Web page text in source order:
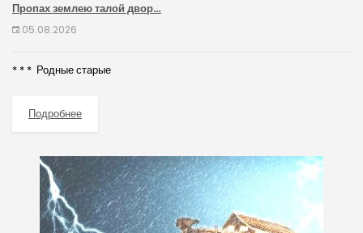
Пропах землею талой двор…
05.08.2026
* * * Родные старые
Подробнее